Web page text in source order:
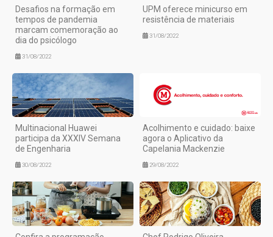
Desafios na formação em
tempos de pandemia
marcam comemoração ao
dia do psicólogo
31/08/2022
UPM oferece minicurso em
resistência de materiais
31/08/2022
Multinacional Huawei
participa da XXXIV Semana
de Engenharia
30/08/2022
Acolhimento e cuidado: baixe
agora o Aplicativo da
Capelania Mackenzie
29/08/2022